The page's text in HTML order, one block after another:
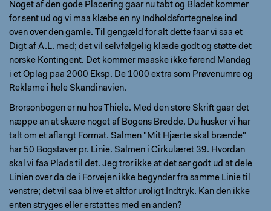
Noget af den gode Placering gaar nu tabt og Bladet kommer
for sent ud og vi maa klæbe en ny Indholdsfortegnelse ind
oven over den gamle. Til gengæld for alt dette faar vi saa et
Digt af A.L. med; det vil selvfølgelig klæde godt og støtte det
norske Kontingent. Det kommer maaske ikke førend Mandag
i et Oplag paa 2000 Eksp. De 1000 extra som Prøvenumre og
Reklame i hele Skandinavien.
Brorsonbogen er nu hos Thiele. Med den store Skrift gaar det
næppe an at skære noget af Bogens Bredde. Du husker vi har
talt om et aflangt Format. Salmen "Mit Hjærte skal brænde"
har 50 Bogstaver pr. Linie. Salmen i Cirkulæret 39. Hvordan
skal vi faa Plads til det. Jeg tror ikke at det ser godt ud at dele
Linien over da de i Forvejen ikke begynder fra samme Linie til
venstre; det vil saa blive et altfor uroligt Indtryk. Kan den ikke
enten stryges eller erstattes med en anden?